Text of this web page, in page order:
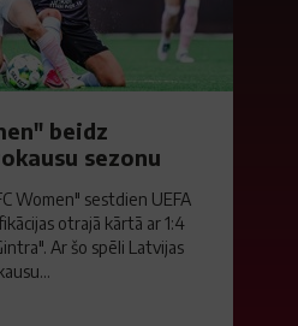
beidz
sezonu
Women" sestdien UEFA
otrajā kārtā ar 1:4
Ar šo spēli Latvijas